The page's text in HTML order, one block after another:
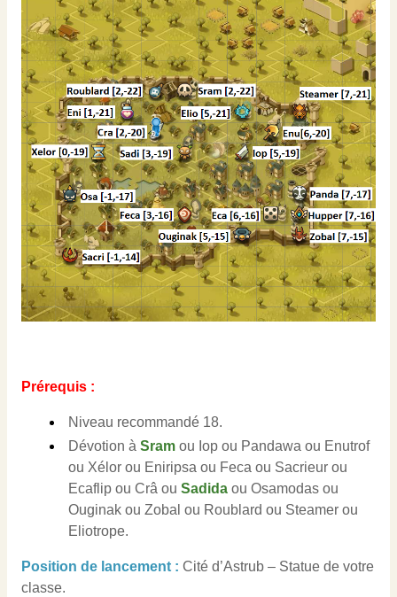
Prérequis :
Niveau recommandé 18.
Dévotion à Sram ou Iop ou Pandawa ou Enutrof
ou Xélor ou Eniripsa ou Feca ou Sacrieur ou
Ecaflip ou Crâ ou Sadida ou Osamodas ou
Ouginak ou Zobal ou Roublard ou Steamer ou
Eliotrope.
Position de lancement : Cité d’Astrub – Statue de votre
classe.